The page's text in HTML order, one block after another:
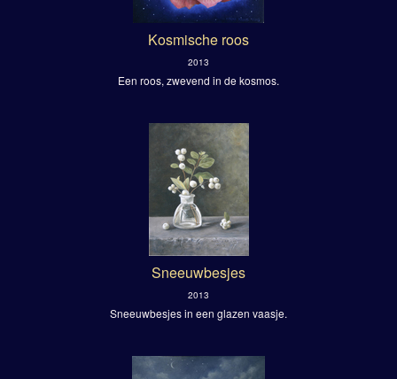
Kosmische roos
2013
Een roos, zwevend in de kosmos.
Sneeuwbesjes
2013
Sneeuwbesjes in een glazen vaasje.